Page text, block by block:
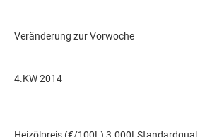
Veränderung zur Vorwoche
4.KW 2014